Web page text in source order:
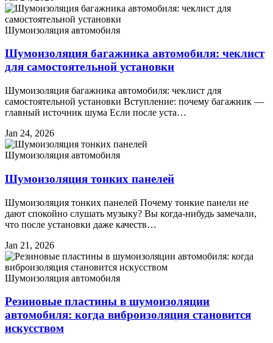
Шумоизоляция автомобиля
Шумоизоляция багажника автомобиля: чеклист
для самостоятельной установки
Шумоизоляция багажника автомобиля: чеклист для
самостоятельной установки Вступление: почему багажник —
главный источник шума Если после уста…
Jan 24, 2026
Шумоизоляция автомобиля
Шумоизоляция тонких панелей
Шумоизоляция тонких панелей Почему тонкие панели не
дают спокойно слушать музыку? Вы когда-нибудь замечали,
что после установки даже качеств…
Jan 21, 2026
Шумоизоляция автомобиля
Резиновые пластины в шумоизоляции
автомобиля: когда виброизоляция становится
искусством